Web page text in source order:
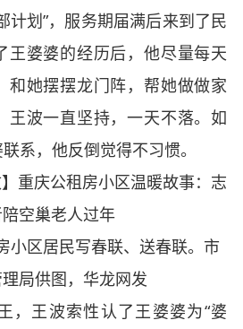
计划”，服务期届满后来到了民
王婆婆的经历后，他尽量每天
和她摆摆龙门阵，帮她做做家
王波一直坚持，一天不落。如
系，他反倒觉得不习惯。
区居民写春联、送春联。市
局供图，华龙网发
王波索性认了王婆婆为“婆